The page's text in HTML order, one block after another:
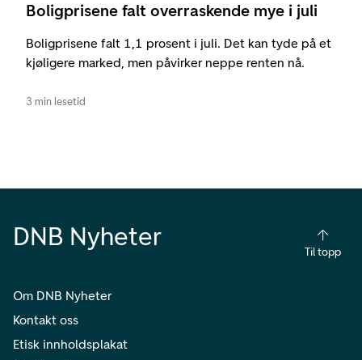
Boligprisene falt overraskende mye i juli
Boligprisene falt 1,1 prosent i juli. Det kan tyde på et
kjøligere marked, men påvirker neppe renten nå.
3 min lesetid
DNB Nyheter
Til topp
Om DNB Nyheter
Kontakt oss
Etisk innholdsplakat